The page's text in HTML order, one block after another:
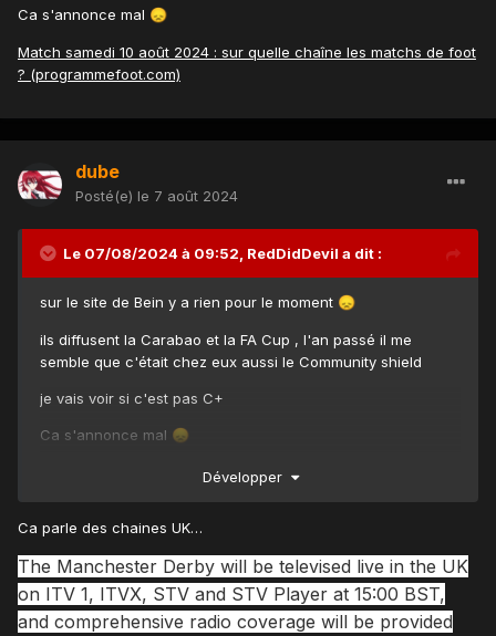
Ca s'annonce mal 😞
Match samedi 10 août 2024 : sur quelle chaîne les matchs de foot
? (programmefoot.com)
dube
Posté(e) le 7 août 2024
Le 07/08/2024 à 09:52, RedDidDevil a dit :
sur le site de Bein y a rien pour le moment 😞
ils diffusent la Carabao et la FA Cup , l'an passé il me
semble que c'était chez eux aussi le Community shield
je vais voir si c'est pas C+
Ca s'annonce mal 😞
Match samedi 10 août 2024 : sur quelle chaîne les matchs
Développer
Ca parle des chaines UK…
The Manchester Derby will be televised live in the UK
on ITV 1, ITVX, STV and STV Player at 15:00 BST,
and comprehensive radio coverage will be provided